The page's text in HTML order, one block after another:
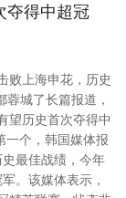
夺得中超冠
败上海申花，历史
城了长篇报道，
望历史首次夺得中
一个，韩国媒体报
最佳战绩，今年
。该媒体表示，